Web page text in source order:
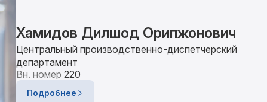
Хамидов Дилшод Орипжонович
Центральный производственно-диспетчерский
департамент
Вн. номер 220
Подробнее